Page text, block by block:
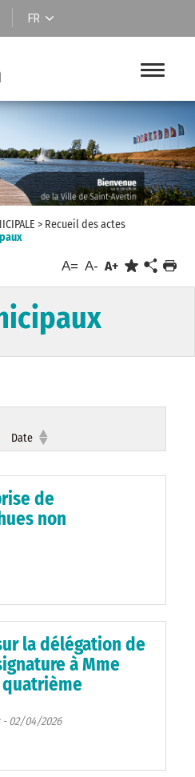
FR
> Recueil des actes
A= A- A+
Date
de
non
la délégation de
à Mme
quatrième
02/04/2026